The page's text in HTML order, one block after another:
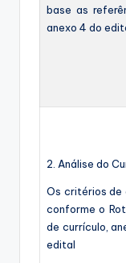
base as
anexo 4 do
2. Análise do
Os critérios de
conforme o
de currículo,
edital